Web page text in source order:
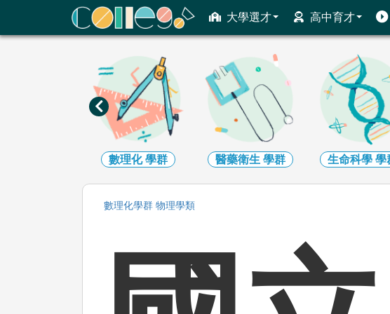
大學選才 高中育才
ColleGo! 大學選才與高中育才輔助系統
數理化學群 醫藥衛生 學群 生命科學 學
數理化學群 物理學類